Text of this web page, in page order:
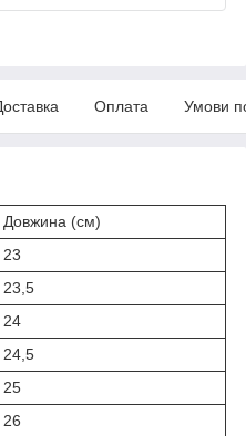
Оплата Умови
Довжина (см)
23
23,5
24
24,5
25
26